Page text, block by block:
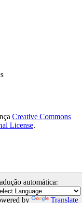
Creative Commons
License.
automática:
by Translate